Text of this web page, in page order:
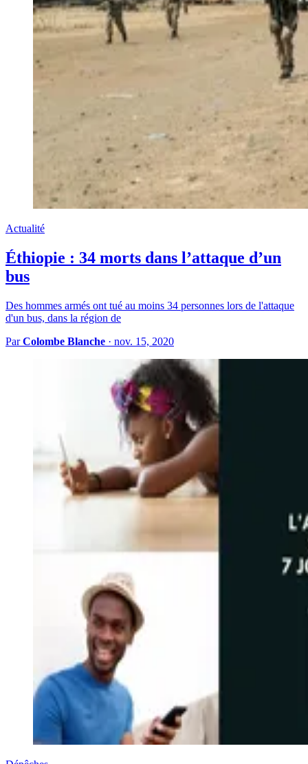
Actualité
Éthiopie : 34 morts dans l’attaque d’un
bus
Des hommes armés ont tué au moins 34 personnes lors de l'attaque
d'un bus, dans la région de
ParColombe Blanche · nov. 15, 2020